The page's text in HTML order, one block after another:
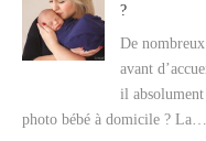
?
De
avant
il
photo bébé à domicile ? La…